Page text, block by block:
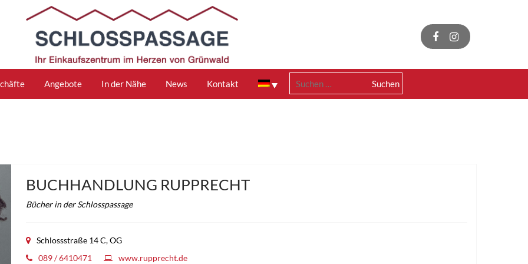
Angebote In der Nähe News Kontakt
Suchen
BUCHHANDLUNG RUPPRECHT
Bücher in der Schlosspassage
Schlossstraße 14 C, OG
089 / 6410471
www.rupprecht.de